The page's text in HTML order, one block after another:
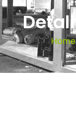
Home